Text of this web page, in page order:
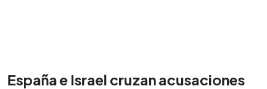
España e Israel cruzan acusaciones